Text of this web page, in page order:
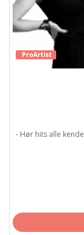
ProArtist
- Hør hits alle